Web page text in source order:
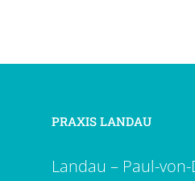
PRAXIS LANDAU
Landau – Paul-